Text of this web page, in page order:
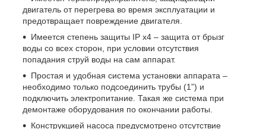
двигатель от перегрева во время эксплуатации и
предотвращает повреждение двигателя.
Имеется степень защиты IP x4 – защита от брызг
воды со всех сторон, при условии отсутствия
попадания струй воды на сам аппарат.
Простая и удобная система установки аппарата –
необходимо только подсоединить трубы (1”) и
подключить электропитание. Такая же система при
демонтаже оборудования по окончании работы.
Конструкцией насоса предусмотрено отсутствие